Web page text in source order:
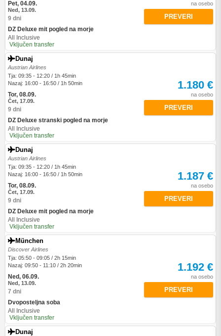
Pet, 04.09.
Ned, 13.09.
9 dni
DZ Deluxe mit pogled na morje
All Inclusive
Vključen transfer
na osebo
PREVERI
Dunaj
Austrian Airlines
Tja: 09:35 - 12:20 / 1h 45min
Nazaj: 16:00 - 16:50 / 1h 50min
Tor, 08.09.
Čet, 17.09.
9 dni
DZ Deluxe stranski pogled na morje
All Inclusive
Vključen transfer
1.180 €
na osebo
PREVERI
Dunaj
Austrian Airlines
Tja: 09:35 - 12:20 / 1h 45min
Nazaj: 16:00 - 16:50 / 1h 50min
Tor, 08.09.
Čet, 17.09.
9 dni
DZ Deluxe mit pogled na morje
All Inclusive
Vključen transfer
1.187 €
na osebo
PREVERI
München
Discover Airlines
Tja: 05:50 - 09:05 / 2h 15min
Nazaj: 09:50 - 11:10 / 2h 20min
Ned, 06.09.
Ned, 13.09.
7 dni
Dvoposteljna soba
All Inclusive
Vključen transfer
1.192 €
na osebo
PREVERI
Dunaj